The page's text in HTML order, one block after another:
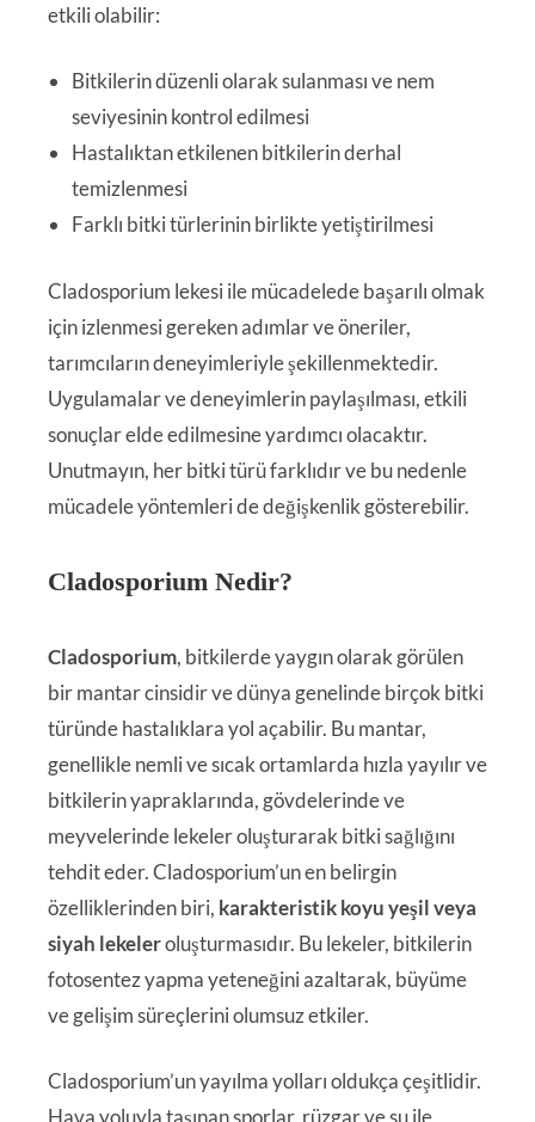
etkili olabilir:
Bitkilerin düzenli olarak sulanması ve nem
seviyesinin kontrol edilmesi
Hastalıktan etkilenen bitkilerin derhal
temizlenmesi
Farklı bitki türlerinin birlikte yetiştirilmesi
Cladosporium lekesi ile mücadelede başarılı olmak
için izlenmesi gereken adımlar ve öneriler,
tarımcıların deneyimleriyle şekillenmektedir.
Uygulamalar ve deneyimlerin paylaşılması, etkili
sonuçlar elde edilmesine yardımcı olacaktır.
Unutmayın, her bitki türü farklıdır ve bu nedenle
mücadele yöntemleri de değişkenlik gösterebilir.
Cladosporium Nedir?
Cladosporium, bitkilerde yaygın olarak görülen
bir mantar cinsidir ve dünya genelinde birçok bitki
türünde hastalıklara yol açabilir. Bu mantar,
genellikle nemli ve sıcak ortamlarda hızla yayılır ve
bitkilerin yapraklarında, gövdelerinde ve
meyvelerinde lekeler oluşturarak bitki sağlığını
tehdit eder. Cladosporium’un en belirgin
özelliklerinden biri, karakteristik koyu yeşil veya
siyah lekeleroluşturmasıdır. Bu lekeler, bitkilerin
fotosentez yapma yeteneğini azaltarak, büyüme
ve gelişim süreçlerini olumsuz etkiler.
Cladosporium’un yayılma yolları oldukça çeşitlidir.
Hava yoluyla taşınan sporlar, rüzgar ve su ile